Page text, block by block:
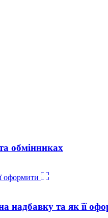
обмінниках
надбавку та як її